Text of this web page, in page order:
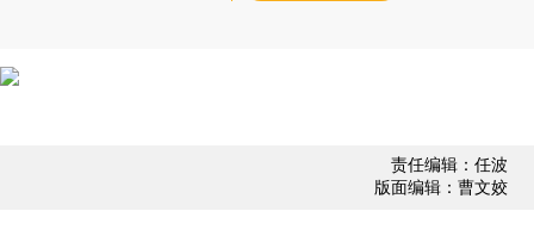
责任编辑：任波
版面编辑：曹文姣